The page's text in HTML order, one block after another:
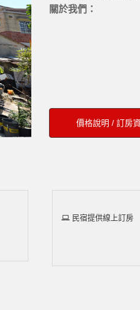
關於我們：
價格說明 / 訂房
民宿提供線上訂房